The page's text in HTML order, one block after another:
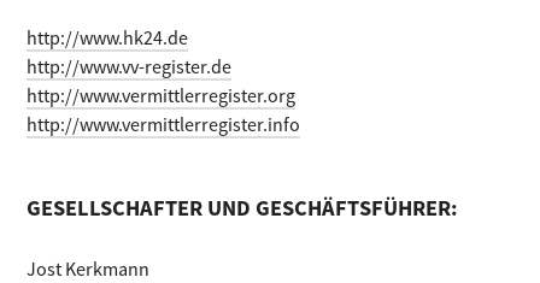
http://www.hk24.de
http://www.vv-register.de
http://www.vermittlerregister.org
http://www.vermittlerregister.info
GESELLSCHAFTER UND GESCHÄFTSFÜHRER:
Jost Kerkmann